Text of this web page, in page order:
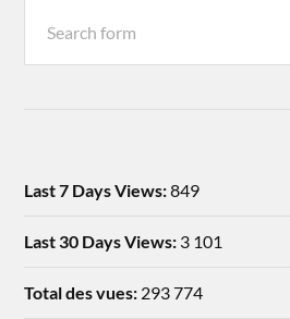
Last 7 Days Views:849
Last 30 Days Views: 3 101
Total des vues: 293 774